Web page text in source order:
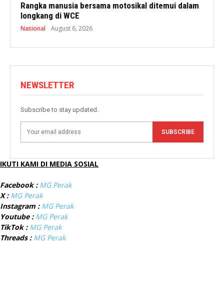
Rangka manusia bersama motosikal ditemui dalam
longkang di WCE
Nasional August 6, 2026
NEWSLETTER
Subscribe to stay updated.
SUBSCRIBE
IKUTI KAMI DI MEDIA SOSIAL
Facebook : MG Perak
X : MG Perak
Instagram : MG Perak
Youtube : MG Perak
TikTok : MG Perak
Threads : MG Perak